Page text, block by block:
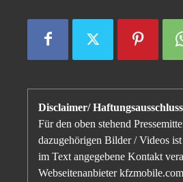
Disclaimer/
Für den oben stehend
dazugehörigen Bilder / Videos
im Text angegebene Kontakt
Webseitenanbieter